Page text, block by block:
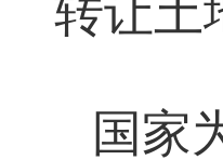
转让土
国家